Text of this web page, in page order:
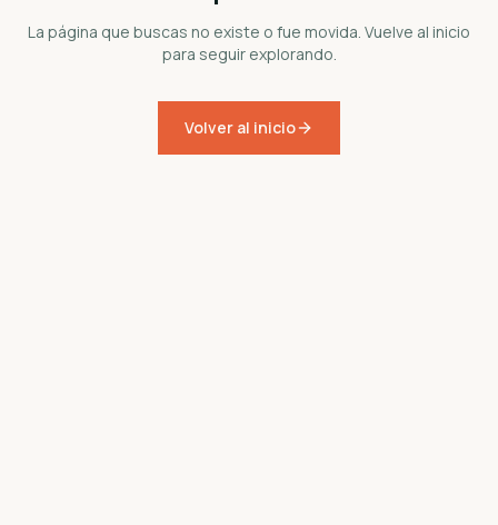
La página que buscas no existe o fue movida. Vuelve al inicio
para seguir explorando.
Volver al inicio